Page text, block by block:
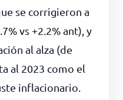
se corrigieron a
vs +2.2% ant), y
al alza (de
al 2023 como el
inflacionario.